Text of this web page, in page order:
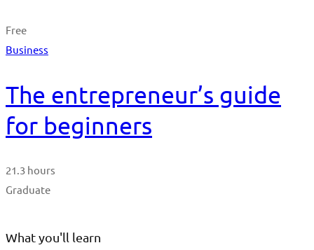
Free
Business
The entrepreneur’s guide
for beginners
21.3 hours
Graduate
What you'll learn